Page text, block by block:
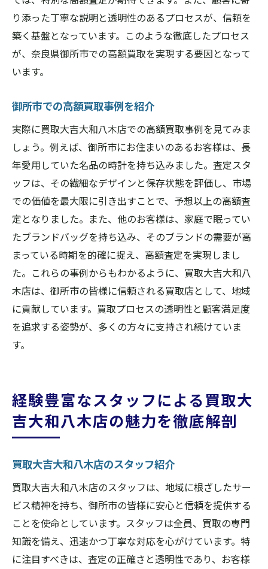
り添った丁寧な説明と透明性のあるプロセスが、信頼を
築く基盤となっています。このような徹底したプロセス
が、奈良県御所市での高額買取を実現する要因となって
います。
御所市での高額買取事例を紹介
実際に買取大吉大和八木店での高額買取事例を見てみま
しょう。例えば、御所市にお住まいのあるお客様は、長
年愛用していた名品の時計を持ち込みました。査定スタ
ッフは、その繊細なデザインと保存状態を評価し、市場
での価値を最大限に引き出すことで、予想以上の高額査
定となりました。また、他のお客様は、家庭で眠ってい
たブランドバッグを持ち込み、そのブランドの需要が高
まっている時期を的確に捉え、高額査定を実現しまし
た。これらの事例からもわかるように、買取大吉大和八
木店は、御所市の皆様に信頼される買取店として、地域
に貢献しています。買取プロセスの透明性と顧客満足度
を追求する姿勢が、多くの方々に支持され続けていま
す。
経験豊富なスタッフによる買取大
吉大和八木店の魅力を徹底解剖
買取大吉大和八木店のスタッフ紹介
買取大吉大和八木店のスタッフは、地域に根ざしたサー
ビス精神を持ち、御所市の皆様に安心と信頼を提供する
ことを使命としています。スタッフは全員、買取の専門
知識を備え、迅速かつ丁寧な対応を心がけています。特
に注目すべきは、査定の正確さと透明性であり、お客様